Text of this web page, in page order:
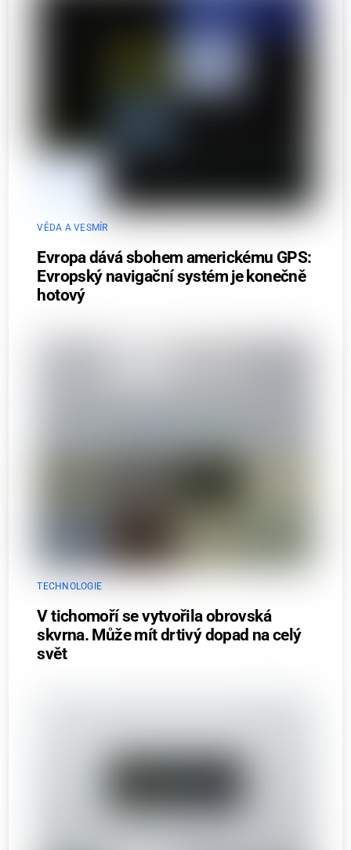
VĚDA A VESMÍR
Evropa dává sbohem americkému GPS:
Evropský navigační systém je konečně
hotový
TECHNOLOGIE
V tichomoří se vytvořila obrovská
skvrna. Může mít drtivý dopad na celý
svět